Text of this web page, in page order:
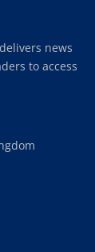
news
to access